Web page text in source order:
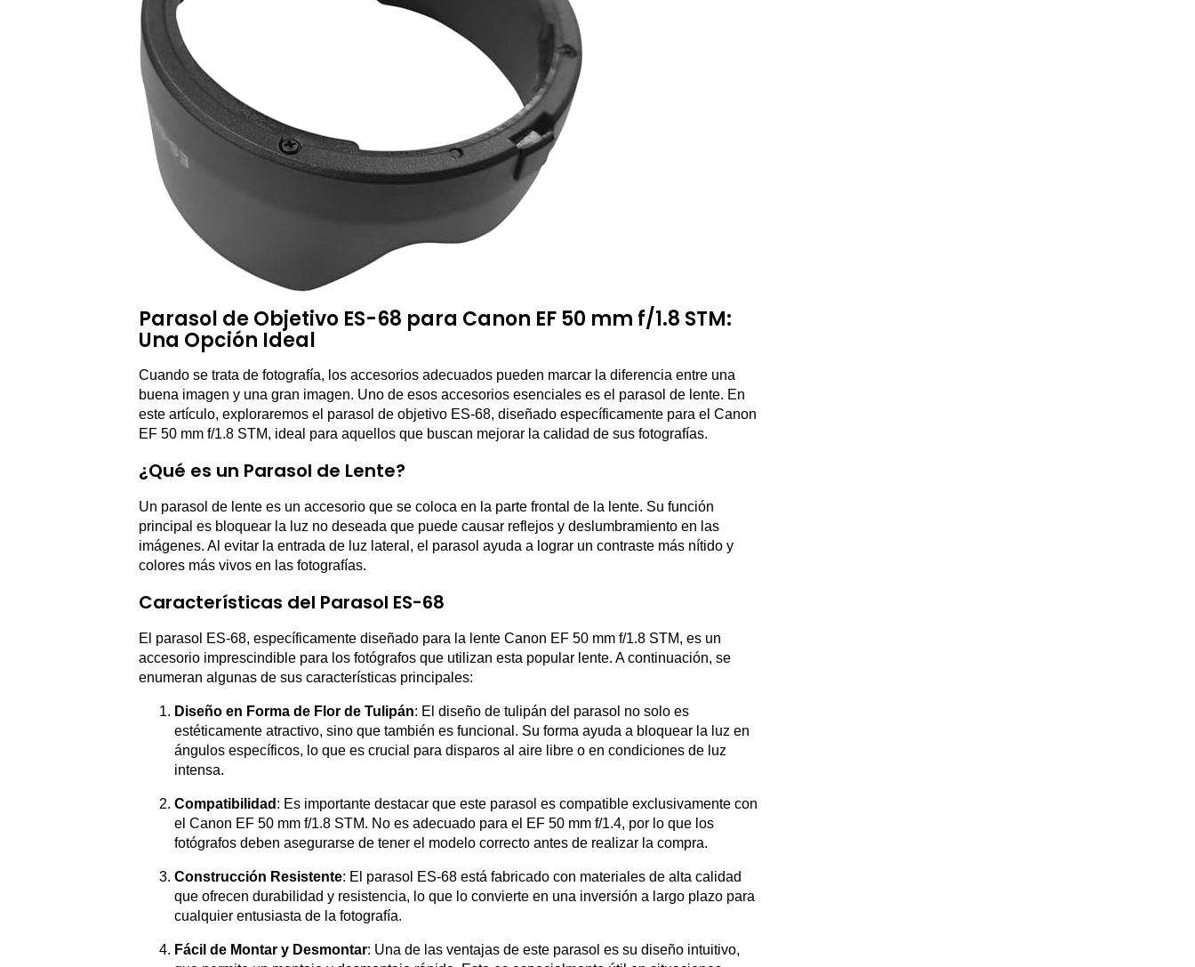
Parasol de Objetivo ES-68 para Canon EF 50 mm f/1.8 STM:
Una Opción Ideal
Cuando se trata de fotografía, los accesorios adecuados pueden marcar la diferencia entre una
buena imagen y una gran imagen. Uno de esos accesorios esenciales es el parasol de lente. En
este artículo, exploraremos el parasol de objetivo ES-68, diseñado específicamente para el Canon
EF 50 mm f/1.8 STM, ideal para aquellos que buscan mejorar la calidad de sus fotografías.
¿Qué es un Parasol de Lente?
Un parasol de lente es un accesorio que se coloca en la parte frontal de la lente. Su función
principal es bloquear la luz no deseada que puede causar reflejos y deslumbramiento en las
imágenes. Al evitar la entrada de luz lateral, el parasol ayuda a lograr un contraste más nítido y
colores más vivos en las fotografías.
Características del Parasol ES-68
El parasol ES-68, específicamente diseñado para la lente Canon EF 50 mm f/1.8 STM, es un
accesorio imprescindible para los fotógrafos que utilizan esta popular lente. A continuación, se
enumeran algunas de sus características principales:
Diseño en Forma de Flor de Tulipán: El diseño de tulipán del parasol no solo es
estéticamente atractivo, sino que también es funcional. Su forma ayuda a bloquear la luz en
ángulos específicos, lo que es crucial para disparos al aire libre o en condiciones de luz
intensa.
Compatibilidad : Es importante destacar que este parasol es compatible exclusivamente con
el Canon EF 50 mm f/1.8 STM. No es adecuado para el EF 50 mm f/1.4, por lo que los
fotógrafos deben asegurarse de tener el modelo correcto antes de realizar la compra.
Construcción Resistente: El parasol ES-68 está fabricado con materiales de alta calidad
que ofrecen durabilidad y resistencia, lo que lo convierte en una inversión a largo plazo para
cualquier entusiasta de la fotografía.
Fácil de Montar y Desmontar: Una de las ventajas de este parasol es su diseño intuitivo,